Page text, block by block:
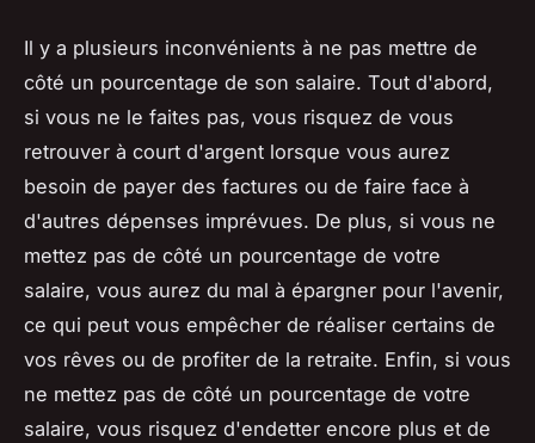
Il y a plusieurs inconvénients à ne pas mettre de
côté un pourcentage de son salaire. Tout d'abord,
si vous ne le faites pas, vous risquez de vous
retrouver à court d'argent lorsque vous aurez
besoin de payer des factures ou de faire face à
d'autres dépenses imprévues. De plus, si vous ne
mettez pas de côté un pourcentage de votre
salaire, vous aurez du mal à épargner pour l'avenir,
ce qui peut vous empêcher de réaliser certains de
vos rêves ou de profiter de la retraite. Enfin, si vous
ne mettez pas de côté un pourcentage de votre
salaire, vous risquez d'endetter encore plus et de